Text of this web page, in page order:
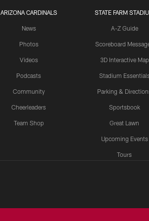
ARIZONA CARDINALS
News
Photos
Videos
Podcasts
Community
Cheerleaders
Team Shop
STATE FARM
A-Z Guide
Scoreboard
3D Interactive Map
Stadium
Parking &
Sportsbook
Great Lawn
Upcoming Events
Tours